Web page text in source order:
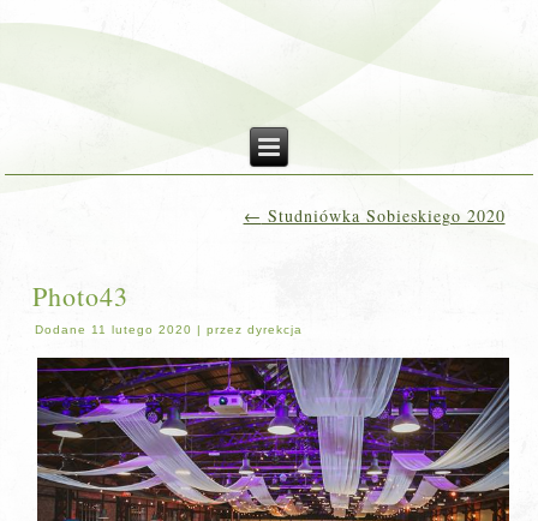
← Studniówka Sobieskiego 2020
Photo43
Dodane 11 lutego 2020 |przez dyrekcja